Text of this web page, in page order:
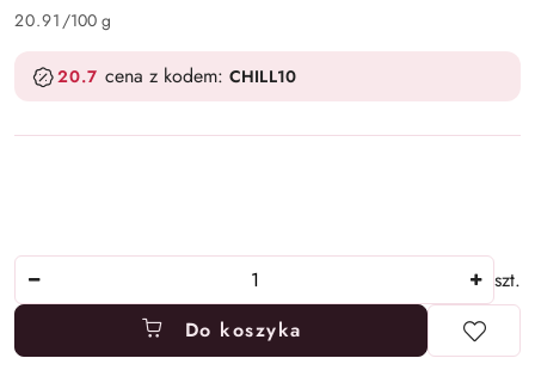
20.91 /100 g
20.7 cena z kodem: CHILL10
szt.
Do koszyka